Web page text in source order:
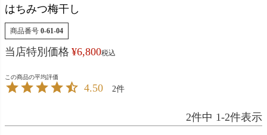
はちみつ梅干し
商品番号 0-61-04
当店特別価格 ¥6,800税込
4.50 2
2件中 1-2件表示